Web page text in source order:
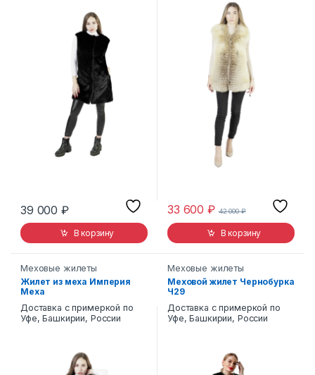
39 000₽
В корзину
33 600₽ 42 000₽
В корзину
Меховые жилеты
Жилет из меха Империя
Меха
Доставка с примеркой по
Уфе, Башкирии, России
Меховые жилеты
Меховой жилет Чернобурка
Ч29
Доставка с примеркой по
Уфе, Башкирии, России